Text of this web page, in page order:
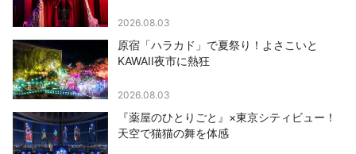
2026.08.03
原宿「ハラカド」で夏祭り！よさこいと
KAWAII夜市に熱狂
2026.08.03
『薬屋のひとりごと』×東京シティビュー！
天空で猫猫の舞を体感